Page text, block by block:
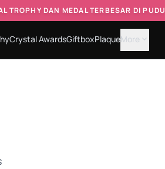
TROPHY DAN MEDAL TERBESAR DI PUDU
Crystal AwardsGiftboxPlaqueMore expand_more